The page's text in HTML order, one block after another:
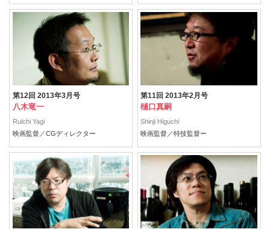
第12回 2013年3月号
八木竜一
Ruichi Yagi
映画監督／CGディレクター
第11回 2013年2月号
樋口真嗣
Shinji Higuchi
映画監督／特技監督ー